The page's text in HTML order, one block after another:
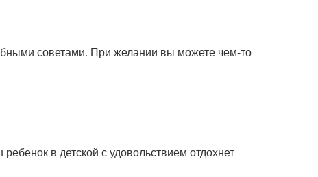
советами. При желании вы можете чем-то
в детской с удовольствием отдохнет